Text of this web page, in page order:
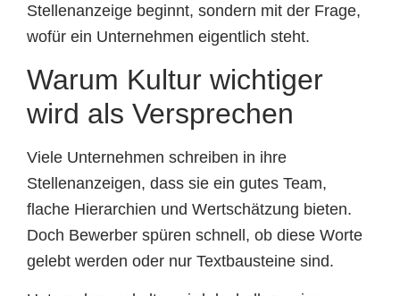
Stellenanzeige beginnt, sondern mit der Frage,
wofür ein Unternehmen eigentlich steht.
Warum Kultur wichtiger
wird als Versprechen
Viele Unternehmen schreiben in ihre
Stellenanzeigen, dass sie ein gutes Team,
flache Hierarchien und Wertschätzung bieten.
Doch Bewerber spüren schnell, ob diese Worte
gelebt werden oder nur Textbausteine sind.